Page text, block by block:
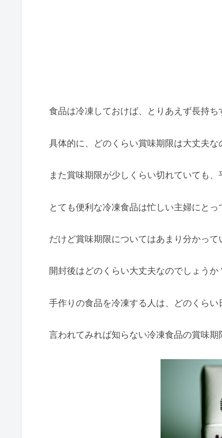
食品は冷凍しておけば、とりあえず長持
具体的に、どのくらい賞味期限は大丈夫
また賞味期限が少しくらい切れていても
とても便利な冷凍食品は忙しい主婦にと
だけど賞味期限についてはあまり分かっ
開封後はどのくらい大丈夫なのでしょうか
手作りの食品を冷凍する人は、どのくら
言われてみれば知らない冷凍食品の賞味